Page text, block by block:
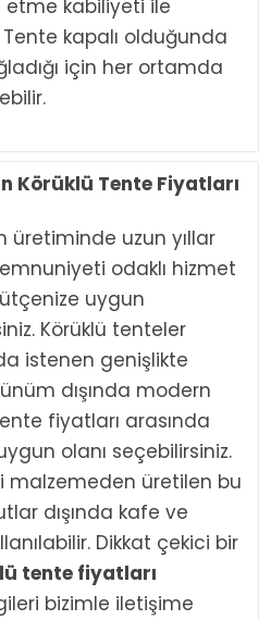
etme kabiliyeti ile
Tente kapalı olduğunda
için her ortamda
Körüklü Tente Fiyatları
uzun yıllar
odaklı hizmet
uygun
Körüklü tenteler
istenen genişlikte
dışında modern
fiyatları arasında
olanı seçebilirsiniz.
malzemeden üretilen bu
dışında kafe ve
Dikkat çekici bir
tente fiyatları
bizimle iletişime